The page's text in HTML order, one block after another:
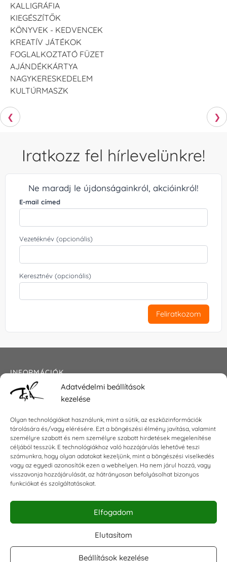
Adatvédelmi beállítások
kezelése
Olyan technológiákat használunk, mint a sütik, az eszközinformációk
tárolására és/vagy elérésére. Ezt a böngészési élmény javítása, valamint
személyre szabott és nem személyre szabott hirdetések megjelenítése
céljából tesszük. E technológiákhoz való hozzájárulás lehetővé teszi
számunkra, hogy olyan adatokat kezeljünk, mint a böngészési viselkedés
vagy az egyedi azonosítók ezen a webhelyen. Ha nem járul hozzá, vagy
visszavonja hozzájárulását, az hátrányosan befolyásolhat bizonyos
funkciókat és szolgáltatásokat.
Elfogadom
Elutasítom
Beállítások kezelése
KALLIGRÁFIA
KIEGÉSZÍTŐK
KÖNYVEK - KEDVENCEK
KREATÍV JÁTÉKOK
FOGLALKOZTATÓ FÜZET
AJÁNDÉKKÁRTYA
NAGYKERESKEDELEM
KULTÚRMASZK
❮ ❯
Iratkozz fel hírlevelünkre!
Ne maradj le újdonságainkról, akcióinkról!
E-mail címed
Vezetéknév (opcionális)
Keresztnév (opcionális)
Feliratkozom
INFORMÁCIÓK
Általános szerződési feltételek
Impresszum
KAPCSOLAT
E-mail:shop@torokszilvi.com
Telefon: +36 30 6767872
KÖZÖSSÉGI